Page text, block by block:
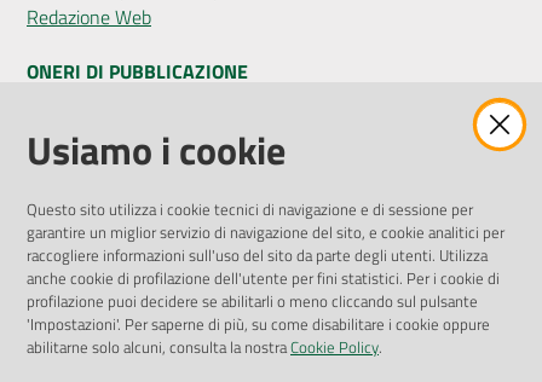
Redazione Web
ONERI DI PUBBLICAZIONE
Amministrazione Trasparente
Pubblicità legale
Privacy Policy
Attuazione Misure PNRR
Liste di Attesa
ENTI, IMPRESE E PARTNER
Usiamo i cookie
Questo sito utilizza i cookie tecnici di navigazione e di sessione per
garantire un miglior servizio di navigazione del sito, e cookie analitici per
raccogliere informazioni sull'uso del sito da parte degli utenti. Utilizza
anche cookie di profilazione dell'utente per fini statistici. Per i cookie di
profilazione puoi decidere se abilitarli o meno cliccando sul pulsante
'Impostazioni'. Per saperne di più, su come disabilitare i cookie oppure
abilitarne solo alcuni, consulta la nostraCookie Policy.